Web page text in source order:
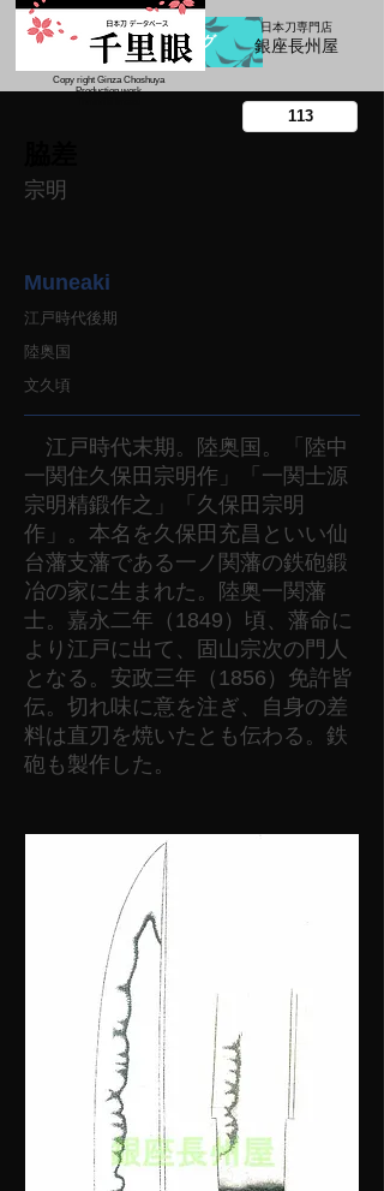
ブログ
日本刀専門店
​銀座長州屋
Copy right Ginza Choshuya
Production work
宗明
Muneaki
江戸時代後期
陸奥国
文久頃
江戸時代末期。陸奥国。「陸中
一関住久保田宗明作」「一関士源
宗明精鍛作之」「久保田宗明
作」。本名を久保田充昌といい仙
台藩支藩である一ノ関藩の鉄砲鍛
冶の家に生まれた。陸奥一関藩
士。嘉永二年（1849）頃、藩命に
より江戸に出て、固山宗次の門人
となる。安政三年（1856）免許皆
伝。切れ味に意を注ぎ、自身の差
料は直刃を焼いたとも伝わる。鉄
砲も製作した。